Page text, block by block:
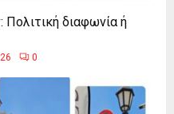
διαφωνία ή
0